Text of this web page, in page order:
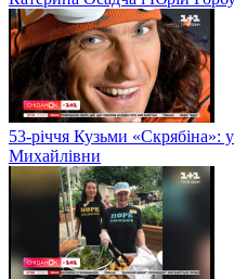
53-річчя Кузьми «Скрябіна»:
Михайлівни